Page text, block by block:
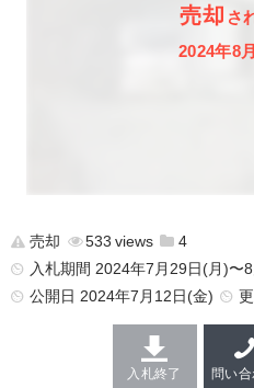
売却 さ
2024年8
売却 533
4
入札期間 2024年7月29日(月)〜
公開日 2024年7月12日(金)
入札終了 問い